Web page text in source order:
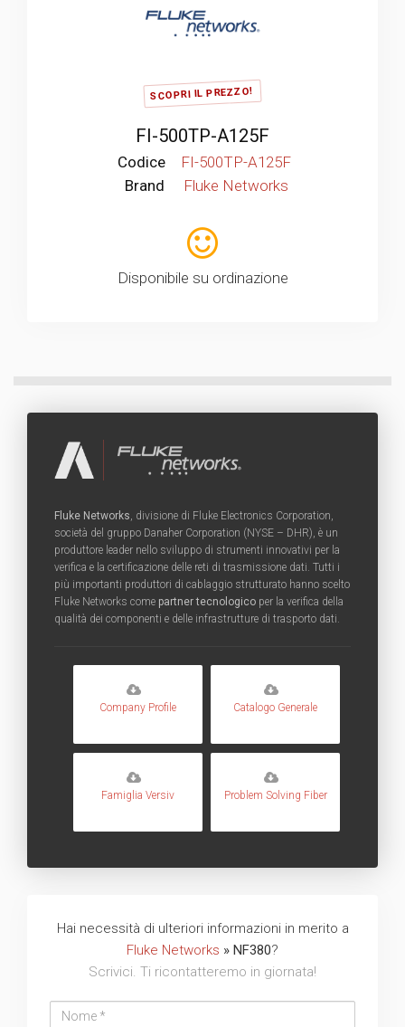
SCOPRI IL PREZZO!
FI-500TP-A125F
Codice
FI-500TP-A125F
Brand
Fluke Networks
Disponibile su ordinazione
Fluke Networks, divisione di Fluke Electronics Corporation,
società del gruppo Danaher Corporation (NYSE – DHR), è un
produttore leader nello sviluppo di strumenti innovativi per la
verifica e la certificazione delle reti di trasmissione dati. Tutti i
più importanti produttori di cablaggio strutturato hanno scelto
Fluke Networks come partner tecnologico per la verifica della
qualità dei componenti e delle infrastrutture di trasporto dati.
Company Profile Catalogo Generale
Famiglia Versiv Problem Solving Fiber
Hai necessità di ulteriori informazioni in merito a
Fluke Networks » NF380?
Scrivici. Ti ricontatteremo in giornata!